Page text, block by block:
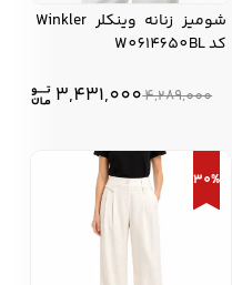
شومیز زنانه وينكلر Winkler
کد W0614650BL
4,289,000
3,431,000
30%